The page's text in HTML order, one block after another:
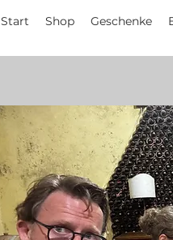
Start Shop Geschenke